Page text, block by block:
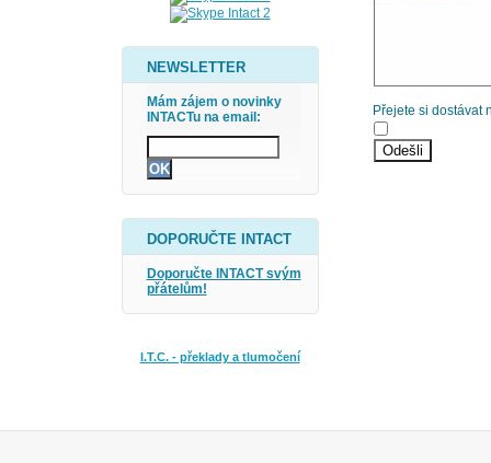
NEWSLETTER
Mám zájem o novinky
INTACTu na email:
DOPORUČTE INTACT
Doporučte INTACT svým
přátelům!
I.T.C. - překlady a tlumočení
Přejete si dostávat